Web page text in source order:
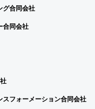
グ合同会社
合同会社
フォーメーション合同会社